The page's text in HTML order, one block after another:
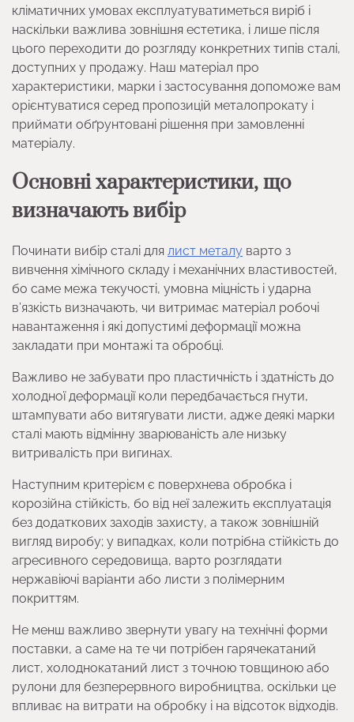
кліматичних умовах експлуатуватиметься виріб і
наскільки важлива зовнішня естетика, і лише після
цього переходити до розгляду конкретних типів сталі,
доступних у продажу. Наш матеріал про
характеристики, марки і застосування допоможе вам
орієнтуватися серед пропозицій металопрокату і
приймати обґрунтовані рішення при замовленні
матеріалу.
Основні характеристики, що
визначають вибір
Починати вибір сталі для лист металу варто з
вивчення хімічного складу і механічних властивостей,
бо саме межа текучості, умовна міцність і ударна
в’язкість визначають, чи витримає матеріал робочі
навантаження і які допустимі деформації можна
закладати при монтажі та обробці.
Важливо не забувати про пластичність і здатність до
холодної деформації коли передбачається гнути,
штампувати або витягувати листи, адже деякі марки
сталі мають відмінну зварюваність але низьку
витривалість при вигинах.
Наступним критерієм є поверхнева обробка і
корозійна стійкість, бо від неї залежить експлуатація
без додаткових заходів захисту, а також зовнішній
вигляд виробу; у випадках, коли потрібна стійкість до
агресивного середовища, варто розглядати
нержавіючі варіанти або листи з полімерним
покриттям.
Не менш важливо звернути увагу на технічні форми
поставки, а саме на те чи потрібен гарячекатаний
лист, холоднокатаний лист з точною товщиною або
рулони для безперервного виробництва, оскільки це
впливає на витрати на обробку і на відсоток відходів.